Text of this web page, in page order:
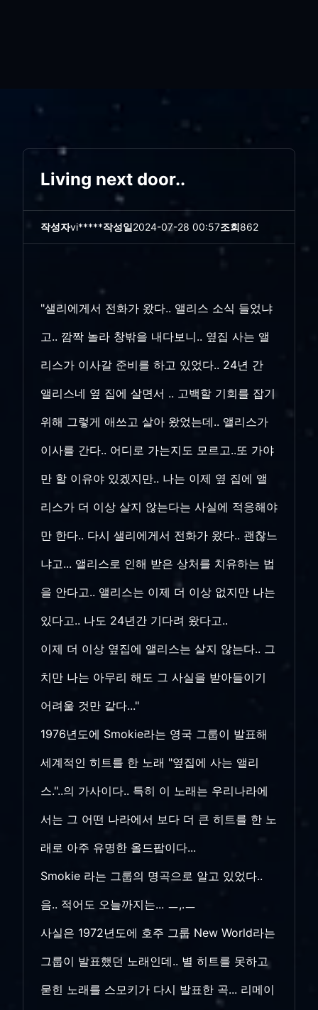
Living next door..
작성자vi*****작성일2024-07-28 00:57조회862
"샐리에게서 전화가 왔다.. 앨리스 소식 들었냐
고.. 깜짝 놀라 창밖을 내다보니.. 옆집 사는 앨
리스가 이사갈 준비를 하고 있었다.. 24년 간
앨리스네 옆 집에 살면서 .. 고백할 기회를 잡기
위해 그렇게 애쓰고 살아 왔었는데.. 앨리스가
이사를 간다.. 어디로 가는지도 모르고..또 가야
만 할 이유야 있겠지만.. 나는 이제 옆 집에 앨
리스가 더 이상 살지 않는다는 사실에 적응해야
만 한다.. 다시 샐리에게서 전화가 왔다.. 괜찮느
냐고... 앨리스로 인해 받은 상처를 치유하는 법
을 안다고.. 앨리스는 이제 더 이상 없지만 나는
있다고.. 나도 24년간 기다려 왔다고..
이제 더 이상 옆집에 앨리스는 살지 않는다.. 그
치만 나는 아무리 해도 그 사실을 받아들이기
어려울 것만 같다..."
1976년도에 Smokie라는 영국 그룹이 발표해
세계적인 히트를 한 노래 "옆집에 사는 앨리
스."..의 가사이다.. 특히 이 노래는 우리나라에
서는 그 어떤 나라에서 보다 더 큰 히트를 한 노
래로 아주 유명한 올드팝이다...
Smokie 라는 그룹의 명곡으로 알고 있었다..
음.. 적어도 오늘까지는... ㅡ,.ㅡ
사실은 1972년도에 호주 그룹 New World라는
그룹이 발표했던 노래인데.. 별 히트를 못하고
묻힌 노래를 스모키가 다시 발표한 곡... 리메이